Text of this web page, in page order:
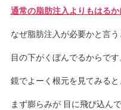
通常の脂肪注入よりもはるか
なぜ脂肪注入が必要かと言う
目の下がくぼんでるからです
鏡でよーく根元を見てみると
まず膨らみが 目に飛び込ん